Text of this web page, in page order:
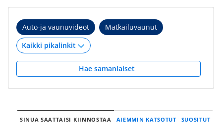
Auto-ja vaunuvideot Matkailuvaunut
Hae samanlaiset
SINUA SAATTAISI KIINNOSTAA AIEMMIN KATSOTUT SUOSITUT